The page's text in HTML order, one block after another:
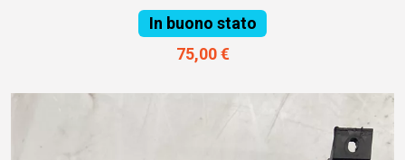
In buono stato
75,00 €